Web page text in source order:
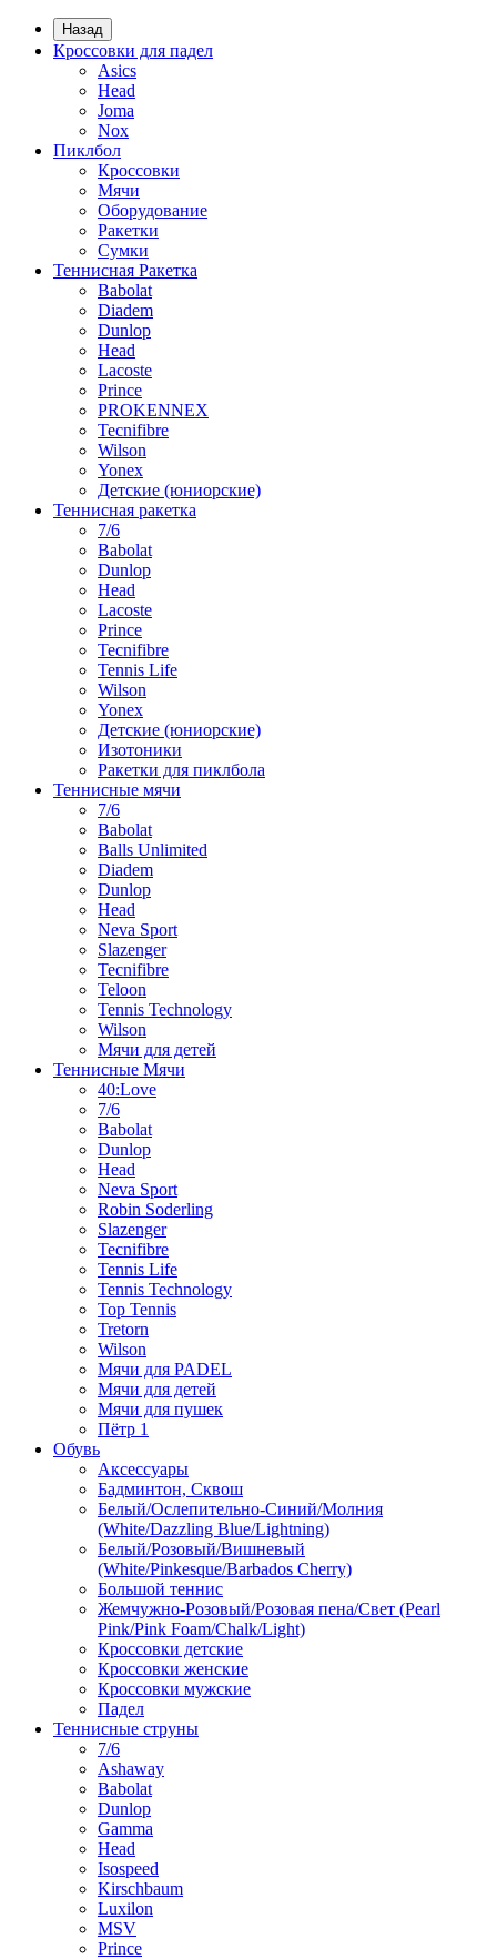
Назад
Кроссовки для падел
Asics
Head
Joma
Nox
Пиклбол
Кроссовки
Мячи
Оборудование
Ракетки
Сумки
Теннисная Ракетка
Babolat
Diadem
Dunlop
Head
Lacoste
Prince
PROKENNEX
Tecnifibre
Wilson
Yonex
Детские (юниорские)
Теннисная ракетка
7/6
Babolat
Dunlop
Head
Lacoste
Prince
Tecnifibre
Tennis Life
Wilson
Yonex
Детские (юниорские)
Изотоники
Ракетки для пиклбола
Теннисные мячи
7/6
Babolat
Balls Unlimited
Diadem
Dunlop
Head
Neva Sport
Slazenger
Tecnifibre
Teloon
Tennis Technology
Wilson
Мячи для детей
Теннисные Мячи
40:Love
7/6
Babolat
Dunlop
Head
Neva Sport
Robin Soderling
Slazenger
Tecnifibre
Tennis Life
Tennis Technology
Top Tennis
Tretorn
Wilson
Мячи для PADEL
Мячи для детей
Мячи для пушек
Пётр 1
Обувь
Аксессуары
Бадминтон, Сквош
Белый/Ослепительно-Синий/Молния
(White/Dazzling Blue/Lightning)
Белый/Розовый/Вишневый
(White/Pinkesque/Barbados Cherry)
Большой теннис
Жемчужно-Розовый/Розовая пена/Свет (Pearl
Pink/Pink Foam/Chalk/Light)
Кроссовки детские
Кроссовки женские
Кроссовки мужские
Падел
Теннисные струны
7/6
Ashaway
Babolat
Dunlop
Gamma
Head
Isospeed
Kirschbaum
Luxilon
MSV
Prince